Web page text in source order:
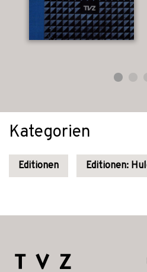
Kategorien
Editionen Editionen: